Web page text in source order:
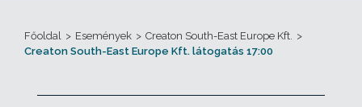
Főoldal > Események > Creaton South-East Europe Kft. >
Creaton South-East Europe Kft. látogatás 17:00